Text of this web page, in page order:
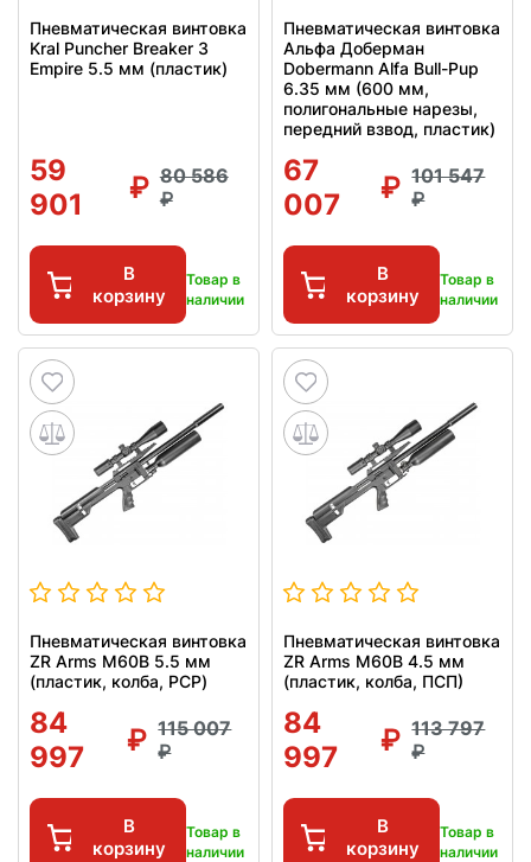
Пневматическая винтовка
Kral Puncher Breaker 3
Empire 5.5 мм (пластик)
59
901
80 586
В
корзину
Товар в
наличии
Пневматическая винтовка
Альфа Доберман
Dobermann Alfa Bull-Pup
6.35 мм (600 мм,
полигональные нарезы,
передний взвод, пластик)
67
007
101 547
В
корзину
Товар в
наличии
Пневматическая винтовка
ZR Arms M60B 5.5 мм
(пластик, колба, PCP)
84
997
115 007
В
корзину
Товар в
наличии
Пневматическая винтовка
ZR Arms M60B 4.5 мм
(пластик, колба, ПСП)
84
997
113 797
В
корзину
Товар в
наличии